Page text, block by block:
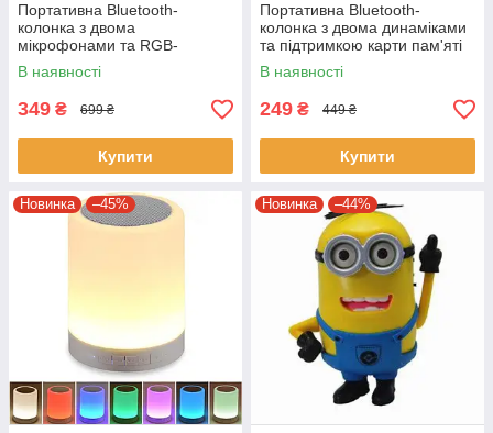
Портативна Bluetooth-
колонка з двома
мікрофонами та RGB-
підсвічуванням K52 Рожева
В наявності
349 ₴ 699 ₴
Купити
Портативна Bluetooth-
колонка з двома динаміками
та підтримкою карти пам'яті
TG113
В наявності
249 ₴ 449 ₴
Купити
Новинка –45% Новинка –44%